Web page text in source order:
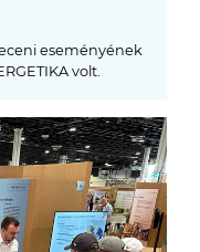
eseményének
volt.